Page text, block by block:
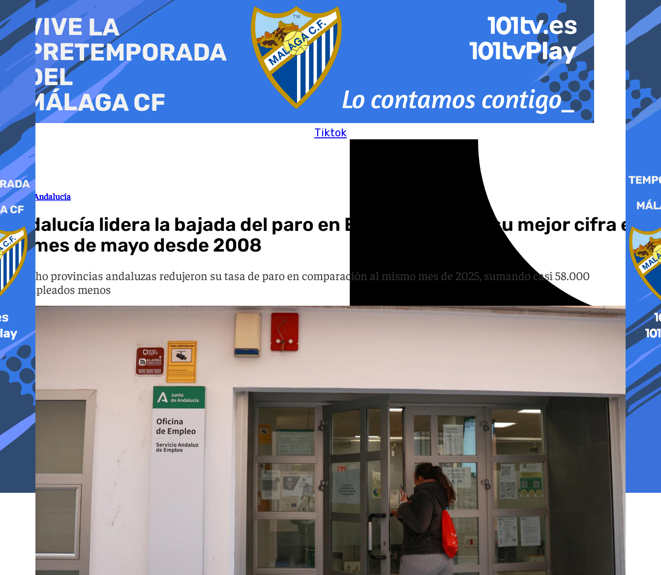
al
contenido
Tiktok
Paro en Andalucía
Andalucía lidera la bajada del paro en España y marca su mejor cifra en
un mes de mayo desde 2008
Las ocho provincias andaluzas redujeron su tasa de paro en comparación al mismo mes de 2025, sumando casi 58.000
desempleados menos